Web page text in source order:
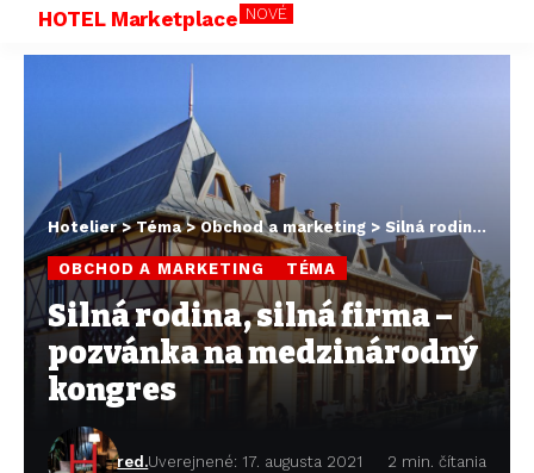
HOTEL Marketplace NOVÉ
Hotelier>Téma>Obchod a marketing > Silná rodina, silná firma – pozvánka na medzinárodný kongres
OBCHOD A MARKETING TÉMA
Silná rodina, silná firma –
pozvánka na medzinárodný
kongres
red.Uverejnené: 17. augusta 2021 2 min. čítania